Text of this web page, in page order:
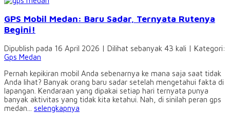
GPS Mobil Medan: Baru Sadar, Ternyata Rutenya
Begini!
Dipublish pada 16 April 2026 | Dilihat sebanyak 43 kali | Kategori:
Gps Medan
Pernah kepikiran mobil Anda sebenarnya ke mana saja saat tidak
Anda lihat? Banyak orang baru sadar setelah mengetahui fakta di
lapangan. Kendaraan yang dipakai setiap hari ternyata punya
banyak aktivitas yang tidak kita ketahui. Nah, di sinilah peran gps
medan... selengkapnya